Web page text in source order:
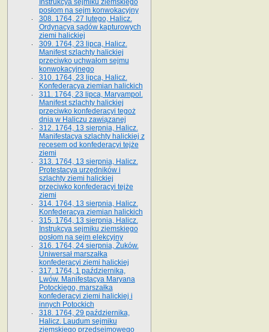
Instrukcya sejmiku ziemskiego
posłom na sejm konwokacyjny
308. 1764, 27 lutego, Halicz.
Ordynacya sądów kapturowych
ziemi halickiej
309. 1764, 23 lipca, Halicz.
Manifest szlachty halickiej
przeciwko uchwałom sejmu
konwokacyjnego
310. 1764, 23 lipca, Halicz.
Konfederacya ziemian halickich
311. 1764, 23 lipca, Maryampol.
Manifest szlachty halickiej
przeciwko konfederacyi tegoż
dnia w Haliczu zawiązanej
312. 1764, 13 sierpnia, Halicz.
Manifestacya szlachty halickiej z
recesem od konfederacyi tejże
ziemi
313. 1764, 13 sierpnia, Halicz.
Protestacya urzędników i
szlachty ziemi halickiej
przeciwko konfederacyi tejże
ziemi
314. 1764, 13 sierpnia, Halicz.
Konfederacya ziemian halickich
315. 1764, 13 sierpnia, Halicz.
Instrukcya sejmiku ziemskiego
posłom na sejm elekcyjny
316. 1764, 24 sierpnia, Żuków.
Uniwersał marszałka
konfederacyi ziemi halickiej
317. 1764, 1 października,
Lwów. Manifestacya Maryana
Potockiego, marszałka
konfederacyi ziemi halickiej i
innych Potockich
318. 1764, 29 października,
Halicz. Laudum sejmiku
ziemskiego przedsejmowego